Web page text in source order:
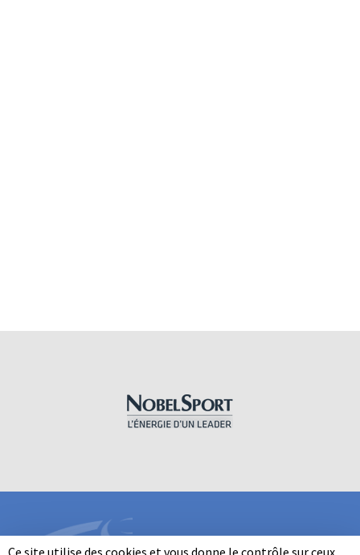
Ce site utilise des cookies et vous donne le contrôle sur ceux